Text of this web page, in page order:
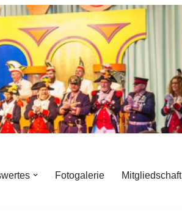
Fotogalerie Mitgliedschaft